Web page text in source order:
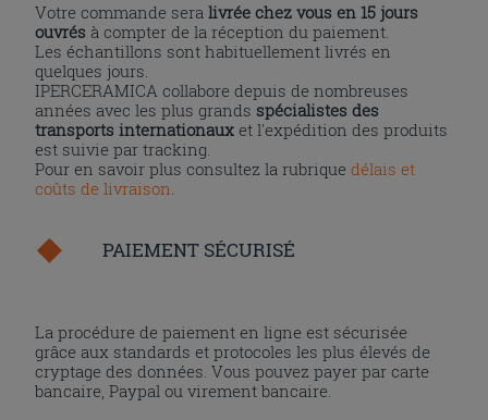
Votre commande seralivrée chez vous en 15 jours
ouvrés à compter de la réception du paiement.
Les échantillons sont habituellement livrés en
quelques jours.
IPERCERAMICA collabore depuis de nombreuses
années avec les plus grands spécialistes des
transports internationaux et l'expédition des produits
est suivie par tracking.
Pour en savoir plus consultez la rubriquedélais et
coûts de livraison
PAIEMENT SÉCURISÉ
La procédure de paiement en ligne est sécurisée
grâce aux standards et protocoles les plus élevés de
cryptage des données. Vous pouvez payer par carte
bancaire, Paypal ou virement bancaire.